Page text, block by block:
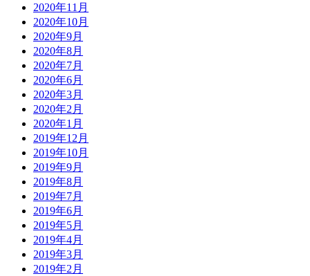
2020年11月
2020年10月
2020年9月
2020年8月
2020年7月
2020年6月
2020年3月
2020年2月
2020年1月
2019年12月
2019年10月
2019年9月
2019年8月
2019年7月
2019年6月
2019年5月
2019年4月
2019年3月
2019年2月